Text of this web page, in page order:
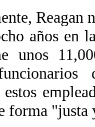
años en
unos
forma